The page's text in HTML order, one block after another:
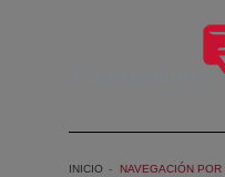
Saltar al contenido
INICIO NAVEGACIÓN POR